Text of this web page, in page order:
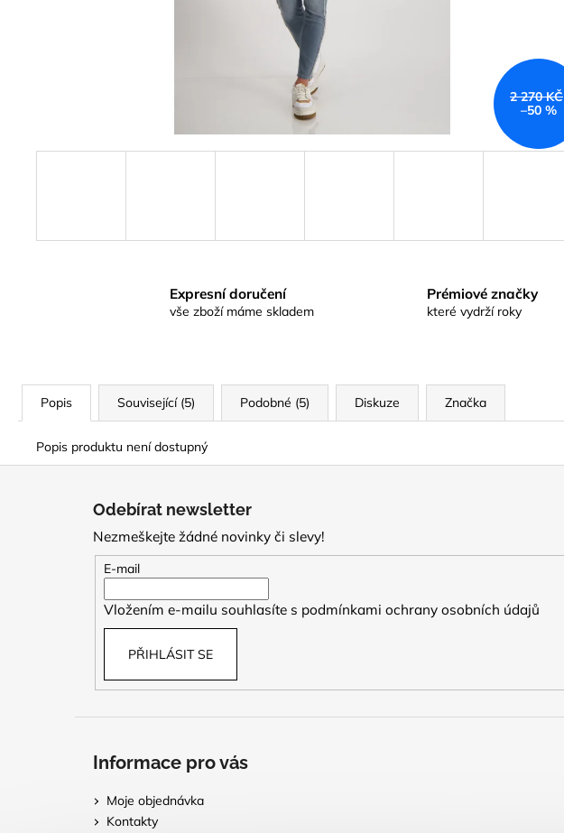
2 270 KČ
–50 %
Expresní doručení
vše zboží máme skladem
Prémiové značky
které vydrží roky
Popis Související (5) Podobné (5) Diskuze Značka
Popis produktu není dostupný
Odebírat newsletter
Nezmeškejte žádné novinky či slevy!
E-mail
Vložením e-mailu souhlasíte s podmínkami ochrany osobních údajů
PŘIHLÁSIT SE
Informace pro vás
Moje objednávka
Kontakty